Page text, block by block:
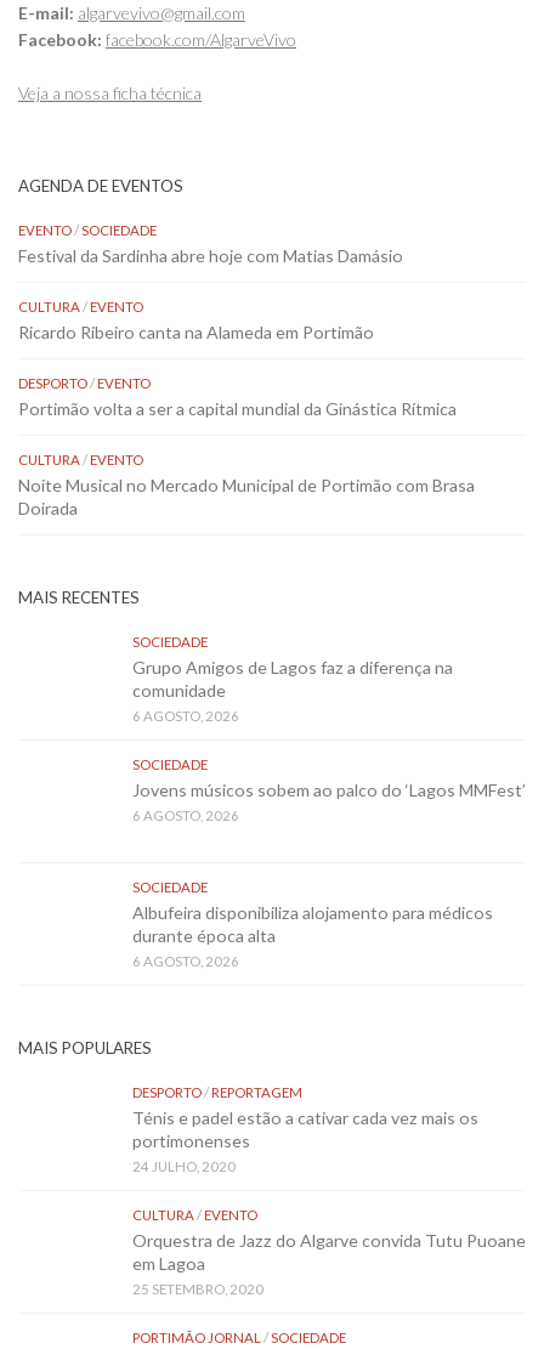
E-mail: algarvevivo@gmail.com
Facebook: facebook.com/AlgarveVivo
Veja a nossa ficha técnica
AGENDA DE EVENTOS
EVENTO/SOCIEDADE
Festival da Sardinha abre hoje com Matias Damásio
CULTURA/EVENTO
Ricardo Ribeiro canta na Alameda em Portimão
DESPORTO/EVENTO
Portimão volta a ser a capital mundial da Ginástica Rítmica
CULTURA/EVENTO
Noite Musical no Mercado Municipal de Portimão com Brasa
Doirada
MAIS RECENTES
SOCIEDADE
Grupo Amigos de Lagos faz a diferença na
comunidade
6 AGOSTO, 2026
SOCIEDADE
Jovens músicos sobem ao palco do ‘Lagos MMFest’
6 AGOSTO, 2026
SOCIEDADE
Albufeira disponibiliza alojamento para médicos
durante época alta
6 AGOSTO, 2026
MAIS POPULARES
DESPORTO/REPORTAGEM
Ténis e padel estão a cativar cada vez mais os
portimonenses
24 JULHO, 2020
CULTURA/EVENTO
Orquestra de Jazz do Algarve convida Tutu Puoane
em Lagoa
25 SETEMBRO, 2020
PORTIMÃO JORNAL /SOCIEDADE